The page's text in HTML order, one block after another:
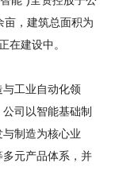
亩，建筑总面积为
在建设中。
工业自动化领
司以智能基础制
制造为核心业
元产品体系，并